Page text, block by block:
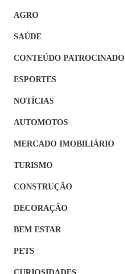
AGRO
SAÚDE
CONTEÚDO PATROCINADO
ESPORTES
NOTÍCIAS
AUTOMOTOS
MERCADO IMOBILIÁRIO
TURISMO
CONSTRUÇÃO
DECORAÇÃO
BEM ESTAR
PETS